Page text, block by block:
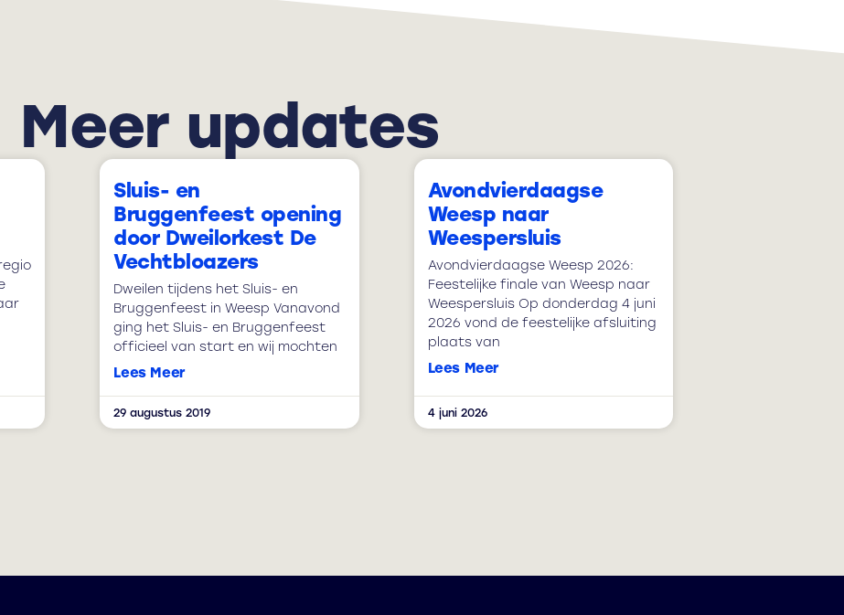
Meer updates
Sluis- en
Bruggenfeest opening
door Dweilorkest De
Vechtbloazers
Dweilen tijdens het Sluis- en
Bruggenfeest in Weesp Vanavond
ging het Sluis- en Bruggenfeest
officieel van start en wij mochten
Lees Meer
29 augustus 2019
Avondvierdaagse
Weesp naar
Weespersluis
Avondvierdaagse Weesp 2026:
Feestelijke finale van Weesp naar
Weespersluis Op donderdag 4 juni
2026 vond de feestelijke afsluiting
plaats van
Lees Meer
4 juni 2026